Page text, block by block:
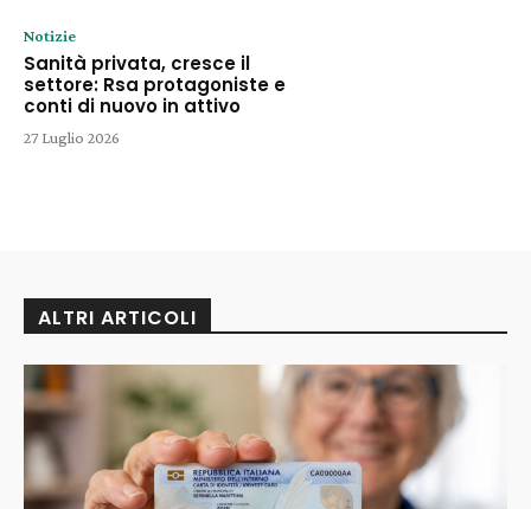
Notizie
Sanità privata, cresce il
settore: Rsa protagoniste e
conti di nuovo in attivo
27 Luglio 2026
ALTRI ARTICOLI